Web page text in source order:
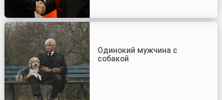
Одинокий мужчина с
собакой